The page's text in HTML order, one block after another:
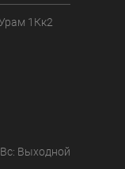
1Кк2
Выходной